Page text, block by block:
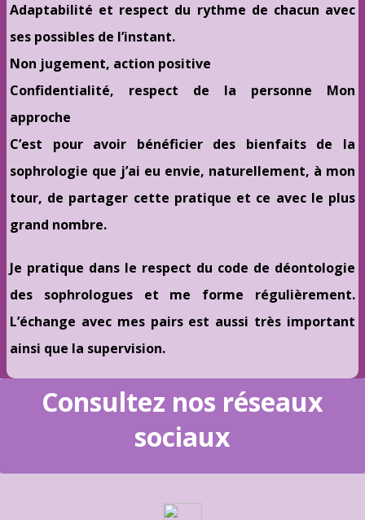
Adaptabilité et respect du rythme de chacun avec
ses possibles de l’instant.
Non jugement, action positive
Confidentialité, respect de la personne Mon
approche
C’est pour avoir bénéficier des bienfaits de la
sophrologie que j’ai eu envie, naturellement, à mon
tour, de partager cette pratique et ce avec le plus
grand nombre.
Je pratique dans le respect du code de déontologie
des sophrologues et me forme régulièrement.
L’échange avec mes pairs est aussi très important
ainsi que la supervision.
Consultez nos réseaux
sociaux